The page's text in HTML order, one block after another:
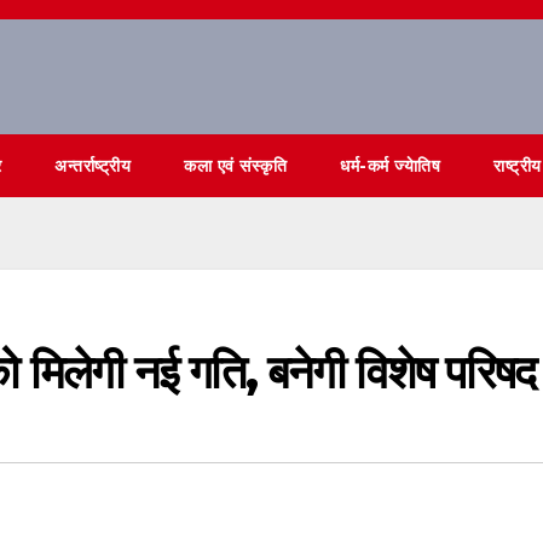
अन्तर्राष्ट्रीय कला एवं संस्कृति धर्म-कर्म ज्येातिष राष्ट्रीय
नई गति, बनेगी विशेष परिषद